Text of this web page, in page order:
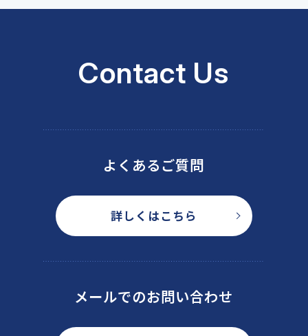
Contact Us
よくあるご質問
詳しくはこちら
メールでのお問い合わせ